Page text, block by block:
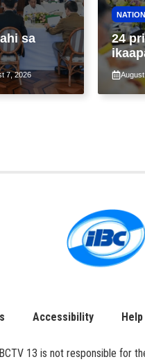
sa
Real
7, 2026
24
sa
Accessibility Help
13 is not responsible for